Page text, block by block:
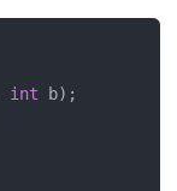
int b) ;